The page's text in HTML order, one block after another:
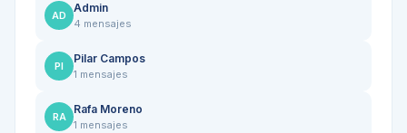
AD
Admin
4 mensajes
PI
Pilar Campos
1 mensajes
RA
Rafa Moreno
1 mensajes